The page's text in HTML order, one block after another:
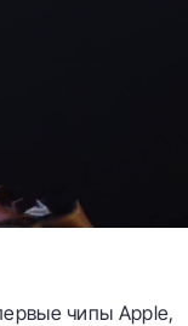
чипы Apple,